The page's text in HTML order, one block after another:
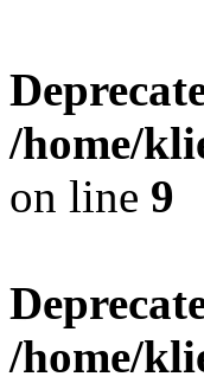
/home/
on line 9
/home/